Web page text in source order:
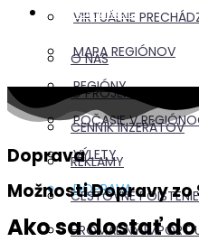
VIRTUÁLNE
MAPA REGIÓNOV
REGIÓNY
POČASIE V
VÝLETY
DOPRAVA
INFORMÁCIE
O NÁS
O PROJEKTE
CENNÍK INZERÁTOV
REKLAMY
CESTOVNÉ POISTENIE
HROMADNÝ IMPORT
Doprava
Možnosti Dopravy zo
Ako sa dostať